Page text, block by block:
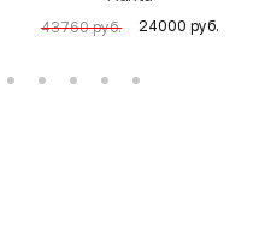
43760 руб. 24000 руб.